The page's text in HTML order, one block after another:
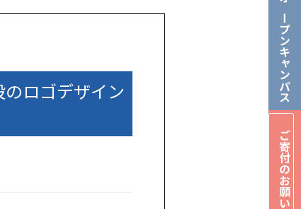
オープンキャンパス
ご寄付のお願い
のロゴデザイン